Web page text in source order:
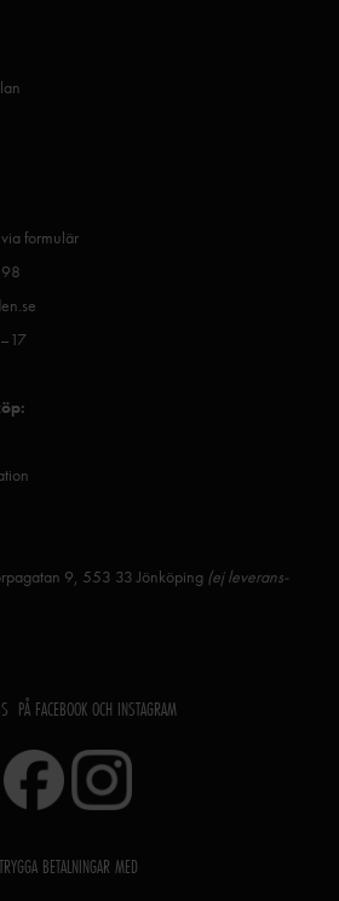
formulär
9, 553 33 Jönköping (ej leverans-
PÅ FACEBOOK OCH INSTAGRAM
TRYGGA BETALNINGAR MED